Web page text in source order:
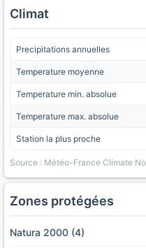
Climat
Precipitations annuelles
Temperature moyenne
Temperature min. absolue
Temperature max. absolue
Station la plus proche
Source : Météo-France Climate
Zones protégées
Natura 2000 (4)